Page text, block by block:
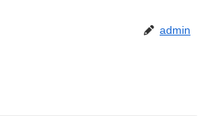
admin